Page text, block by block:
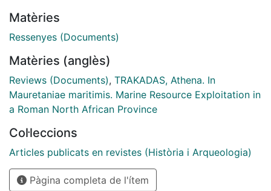
ninguno de los problemas de la investigación ha
planteado sobre la economía del Estrecho de Gibraltar
futuras.
Matèries
Ressenyes (Documents)
Matèries (anglès)
Reviews (Documents), TRAKADAS, Athena. In
Mauretaniae maritimis. Marine Resource Exploitation in
a Roman North African Province
Col·leccions
Articles publicats en revistes (Història i Arqueologia)
Pàgina completa de l'ítem